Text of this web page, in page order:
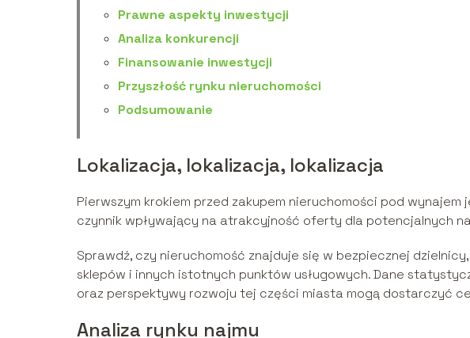
Prawne aspekty inwestycji
Analiza konkurencji
Finansowanie inwestycji
Przyszłość rynku nieruchomości
Podsumowanie
Lokalizacja, lokalizacja, lokalizacja
Pierwszym krokiem przed zakupem nieruchomości pod wynajem
czynnik wpływający na atrakcyjność oferty dla potencjalnych
Sprawdź, czy nieruchomość znajduje się w bezpiecznej
sklepów i innych istotnych punktów usługowych. Dane
oraz perspektywy rozwoju tej części miasta mogą dostarczyć
Analiza rynku najmu